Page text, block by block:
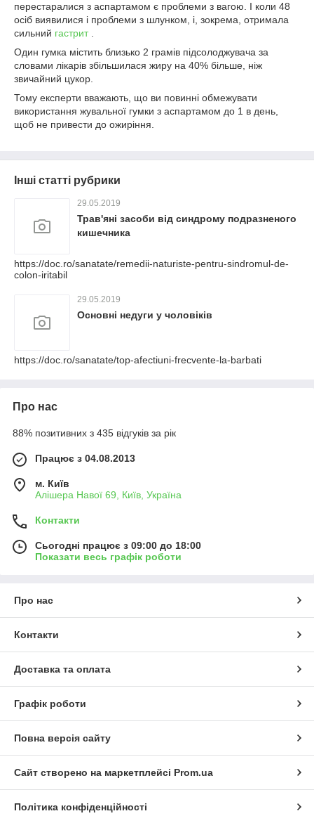
перестаралися з аспартамом є проблеми з вагою. І коли 48
осіб виявилися і проблеми з шлунком, і, зокрема, отримала
сильний гастрит.
Один гумка містить близько 2 грамів підсолоджувача за
словами лікарів збільшилася жиру на 40% більше, ніж
звичайний цукор.
Тому експерти вважають, що ви повинні обмежувати
використання жувальної гумки з аспартамом до 1 в день,
щоб не привести до ожиріння.
Інші статті рубрики
29.05.2019
Трав'яні засоби від синдрому подразненого
кишечника
https://doc.ro/sanatate/remedii-naturiste-pentru-sindromul-de-
colon-iritabil
29.05.2019
Основні недуги у чоловіків
https://doc.ro/sanatate/top-afectiuni-frecvente-la-barbati
Про нас
88% позитивних з 435 відгуків за рік
Працює з 04.08.2013
м. Київ
Алішера Навої 69, Київ, Україна
Контакти
Сьогодні працює з 09:00 до 18:00
Показати весь графік роботи
Про нас
Контакти
Доставка та оплата
Графік роботи
Повна версія сайту
Сайт створено на маркетплейсі Prom.ua
Політика конфіденційності